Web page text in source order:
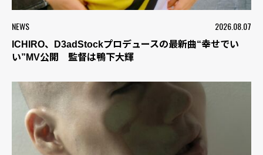
NEWS 2026.08.07
ICHIRO、D3adStockプロデュースの最新曲“幸せでい
い”MV公開 監督は鴨下大輝